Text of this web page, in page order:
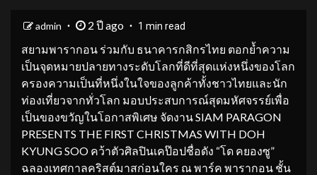
admin 2 ปี ago 1 min read
สยามพารากอน ร่วมกับ ธนาคารกสิกรไทย ตอกย้ำความ
เป็นจุดหมายปลายทางระดับโลกที่ดีที่สุดแห่งหนึ่งของโลก
ครองความเป็นที่หนึ่งในใจของลูกค้าทั้งชาวไทยและนัก
ท่องเที่ยวจากทั่วโลก มอบประสบการณ์สุดมหัศจรรย์เพื่อ
เป็นของขวัญในโอกาสพิเศษ จัดงาน SIAM PARAGON
PRESENTS THE FIRST CHRISTMAS WITH DOH
KYUNG SOO คว้าตัวศิลปินเคป๊อปชื่อดัง “โด คยองซู”
ฉลองเทศกาลคริสต์มาสก่อนใคร ณ พาร์ค พารากอน ชั้น